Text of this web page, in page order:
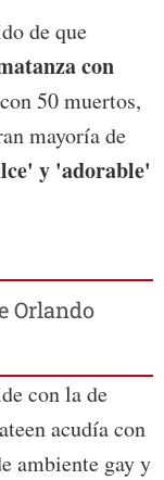
de que
con
50 muertos,
mayoría de
y 'adorable'
Orlando
con la de
acudía con
ambiente gay y